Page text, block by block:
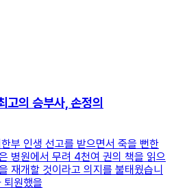
의 승부사, 손정의
부 인생 선고를 받으면서 죽을 뻔한
병원에서 무려 4천여 권의 책을 읽으
재개할 것이라고 의지를 불태웠습니
퇴원했을